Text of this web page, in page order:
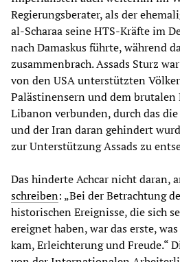
Regierungsberater, als der
al-Scharaa seine HTS-Kräfte im
nach Damaskus führte, während
zusammenbrach. Assads Sturz
von den USA unterstützten
Palästinensern und dem brutalen
Libanon verbunden, durch das
und der Iran daran gehindert
zur Unterstützung Assads zu
Das hinderte Achcar nicht daran,
schreiben: „Bei der Betrachtung
historischen Ereignisse, die sich
ereignet haben, war das erste,
kam, Erleichterung und Freude.“